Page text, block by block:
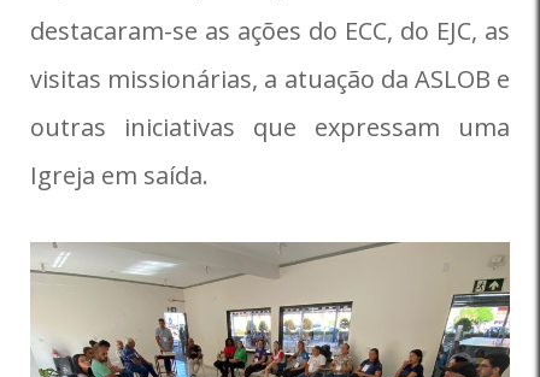
destacaram-se as ações do ECC, do EJC, as
visitas missionárias, a atuação da ASLOB e
outras iniciativas que expressam uma
Igreja em saída.